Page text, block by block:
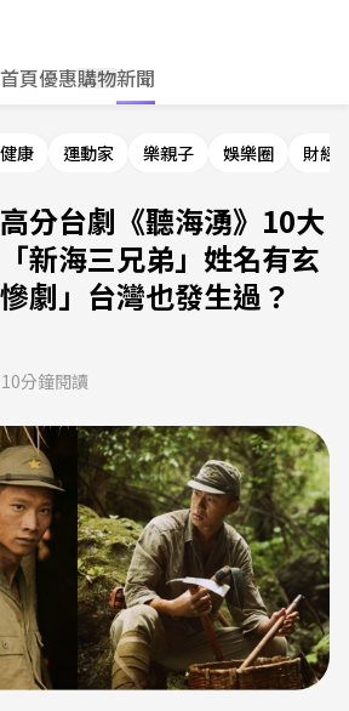
首頁優惠購物新聞
康 運動家 樂親子 娛樂圈 財經
高分台劇《聽海湧》10大
新海三兄弟」姓名有玄
劇」台灣也發生過？
10分鐘閱讀